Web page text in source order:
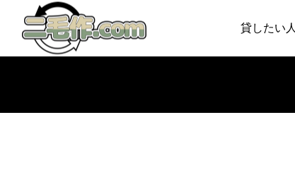
貸したい人